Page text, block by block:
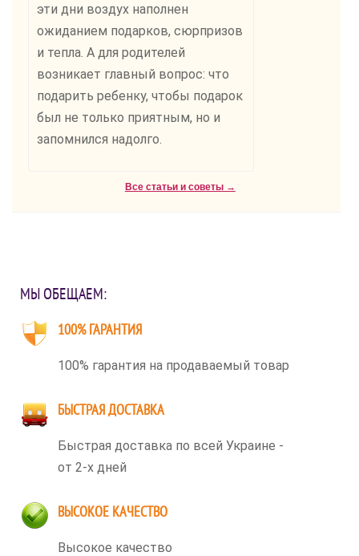
эти дни воздух наполнен
ожиданием подарков, сюрпризов
и тепла. А для родителей
возникает главный вопрос: что
подарить ребенку, чтобы подарок
был не только приятным, но и
запомнился надолго.
Все статьи и советы →
МЫ ОБЕЩАЕМ:
100% ГАРАНТИЯ
100% гарантия на продаваемый товар
БЫСТРАЯ ДОСТАВКА
Быстрая доставка по всей Украине -
от 2-х дней
ВЫСОКОЕ КАЧЕСТВО
Высокое качество